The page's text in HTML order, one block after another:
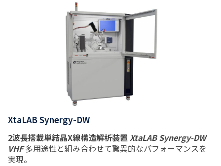
XtaLAB Synergy-DW
2波長搭載単結晶X線構造解析装置XtaLAB Synergy-DW
VHF多用途性と組み合わせて驚異的なパフォーマンスを
実現。